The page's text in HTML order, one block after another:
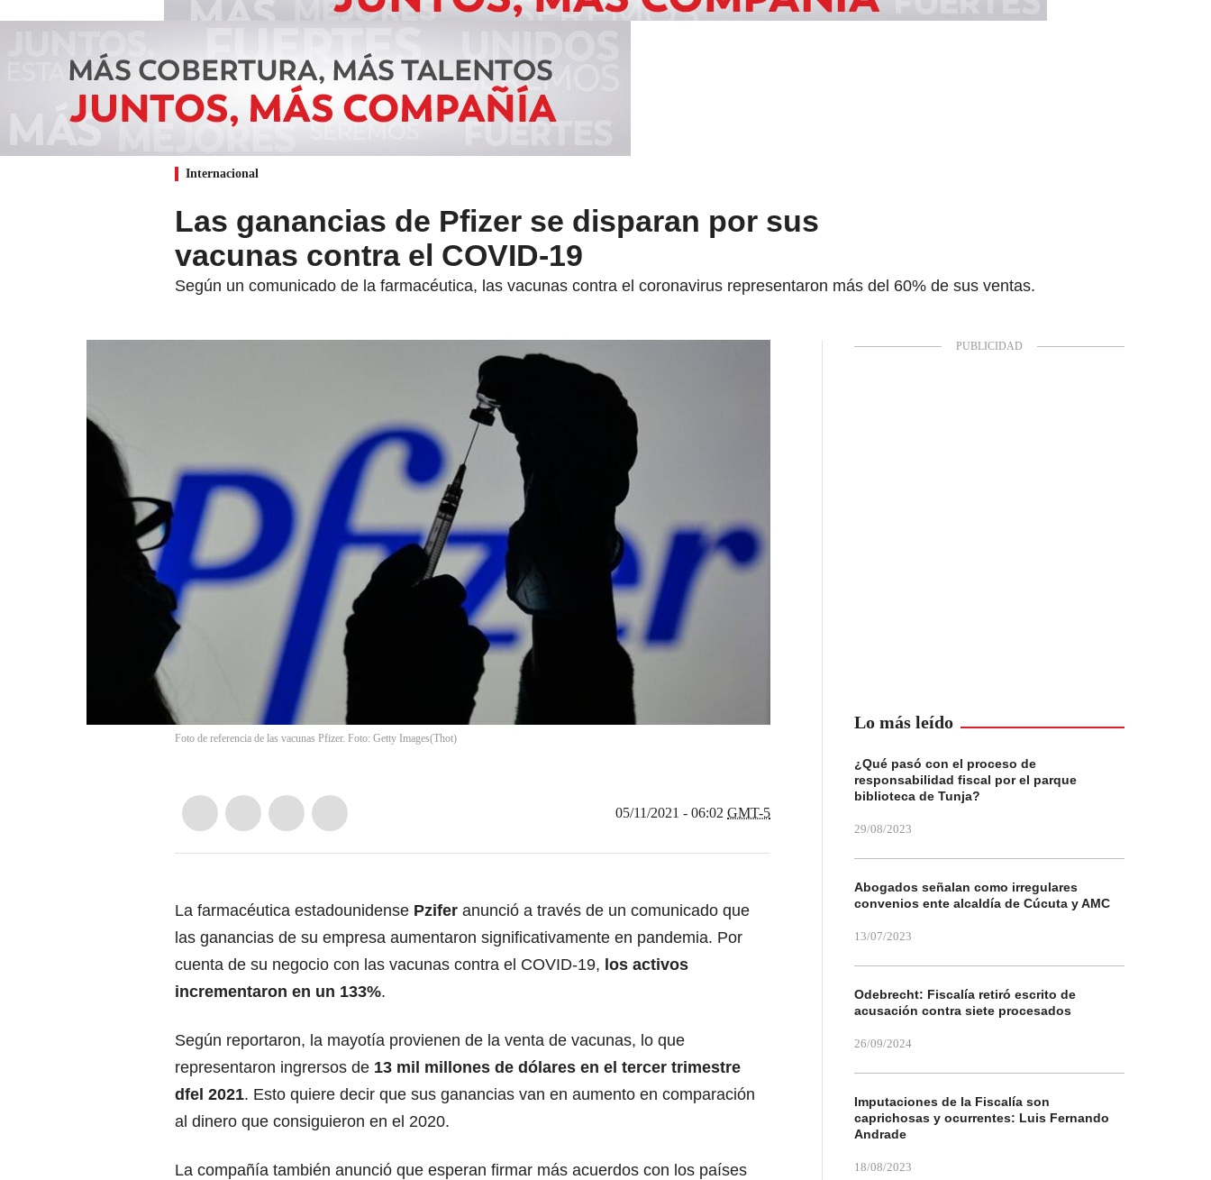
Internacional
Las ganancias de Pfizer se disparan por sus
vacunas contra el COVID-19
Según un comunicado de la farmacéutica, las vacunas contra el coronavirus representaron más del 60% de sus ventas.
Foto de referencia de las vacunas Pfizer. Foto: Getty Images(Thot)
05/11/2021 - 06:02 GMT-5
La farmacéutica estadounidense Pzifer anunció a través de un comunicado que
las ganancias de su empresa aumentaron significativamente en pandemia. Por
cuenta de su negocio con las vacunas contra el COVID-19, los activos
incrementaron en un 133%.
Según reportaron, la mayotía provienen de la venta de vacunas, lo que
representaron ingrersos de 13 mil millones de dólares en el tercer trimestre
dfel 2021. Esto quiere decir que sus ganancias van en aumento en comparación
al dinero que consiguieron en el 2020.
La compañía también anunció que esperan firmar más acuerdos con los países
Lo más leído
¿Qué pasó con el proceso de
responsabilidad fiscal por el parque
biblioteca de Tunja?
29/08/2023
Abogados señalan como irregulares
convenios ente alcaldía de Cúcuta y AMC
13/07/2023
Odebrecht: Fiscalía retiró escrito de
acusación contra siete procesados
26/09/2024
Imputaciones de la Fiscalía son
caprichosas y ocurrentes: Luis Fernando
Andrade
18/08/2023